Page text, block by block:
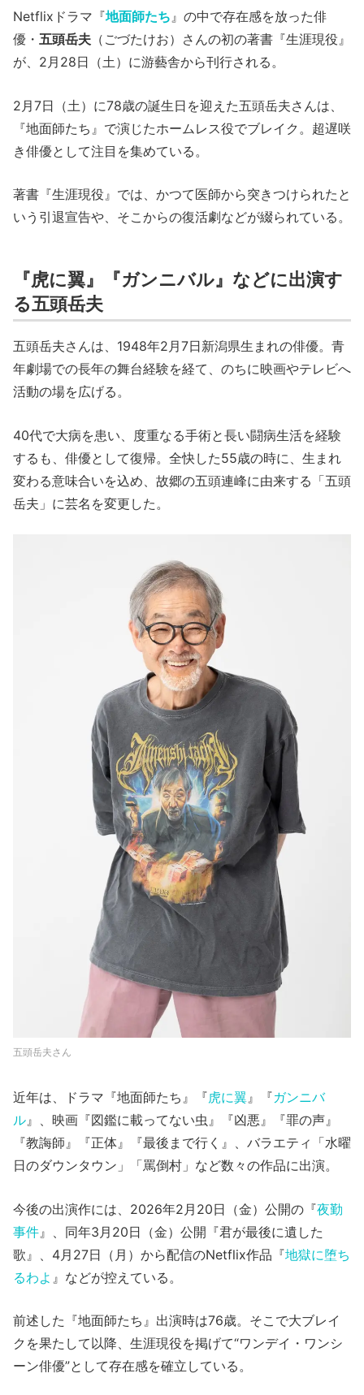
Netflixドラマ『地面師たち』の中で存在感を放った俳
優・ 五頭岳夫 （ごづたけお）さんの初の著書『生涯現役』
が、2月28日（土）に游藝舎から刊行される。
2月7日（土）に78歳の誕生日を迎えた五頭岳夫さんは、
『地面師たち』で演じたホームレス役でブレイク。超遅咲
き俳優として注目を集めている。
著書『生涯現役』では、かつて医師から突きつけられたと
いう引退宣告や、そこからの復活劇などが綴られている。
『虎に翼』『ガンニバル』などに出演す
る五頭岳夫
五頭岳夫さんは、1948年2月7日新潟県生まれの俳優。青
年劇場での長年の舞台経験を経て、のちに映画やテレビへ
活動の場を広げる。
40代で大病を患い、度重なる手術と長い闘病生活を経験
するも、俳優として復帰。全快した55歳の時に、生まれ
変わる意味合いを込め、故郷の五頭連峰に由来する「五頭
岳夫」に芸名を変更した。
五頭岳夫さん
近年は、ドラマ『地面師たち』『虎に翼 』『ガンニバ
ル 』、映画『図鑑に載ってない虫』『凶悪』『罪の声』
『教誨師』『正体』『最後まで行く』、バラエティ「水曜
日のダウンタウン」「罵倒村」など数々の作品に出演。
今後の出演作には、2026年2月20日（金）公開の『夜勤
事件 』、同年3月20日（金）公開『君が最後に遺した
歌』、4月27日（月）から配信のNetflix作品『地獄に堕ち
るわよ 』などが控えている。
前述した『地面師たち』出演時は76歳。そこで大ブレイ
クを果たして以降、生涯現役を掲げて“ワンデイ・ワンシ
ーン俳優”として存在感を確立している。